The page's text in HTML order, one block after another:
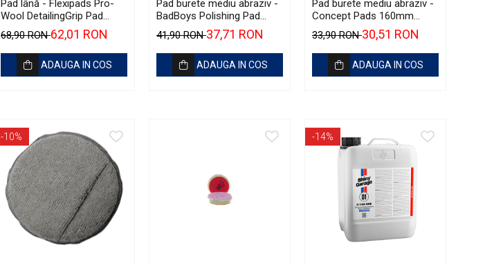
Pad lână - Flexipads Pro-
Wool DetailingGrip Pad
160mm
68,90 RON62,01 RON
ADAUGA IN COS
Pad burete mediu abraziv -
BadBoys Polishing Pad
130/150mm
41,90 RON37,71 RON
ADAUGA IN COS
Pad burete mediu abraziv -
Concept Pads 160mm
(6.5") Orange Medium-Cut
Pad
33,90 RON30,51 RON
ADAUGA IN COS
-10% -14%